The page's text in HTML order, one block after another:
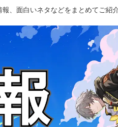
、面白いネタなどをまとめてご紹